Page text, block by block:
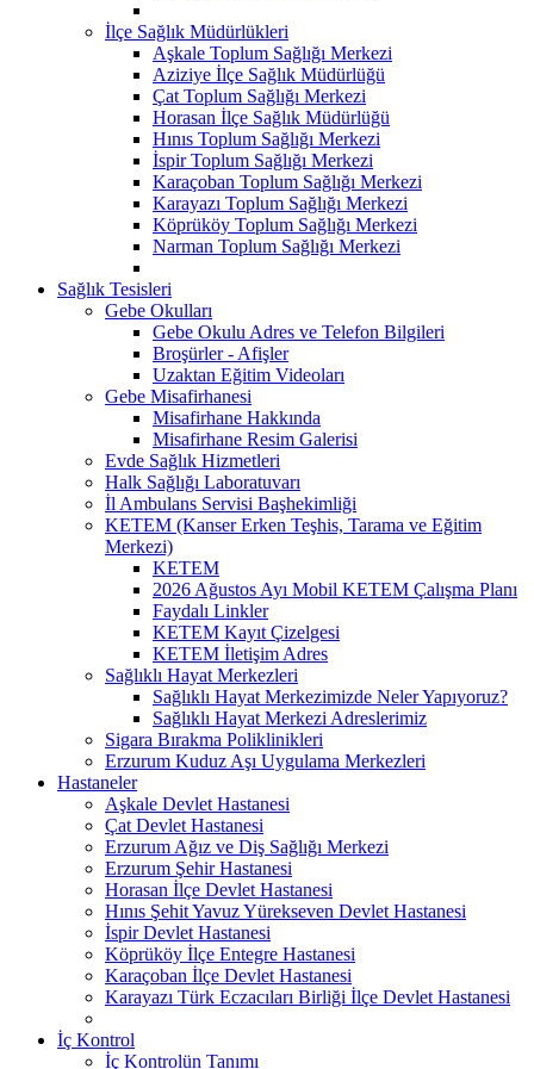
İlçe Sağlık Müdürlükleri
Aşkale Toplum Sağlığı Merkezi
Aziziye İlçe Sağlık Müdürlüğü
Çat Toplum Sağlığı Merkezi
Horasan İlçe Sağlık Müdürlüğü
Hınıs Toplum Sağlığı Merkezi
İspir Toplum Sağlığı Merkezi
Karaçoban Toplum Sağlığı Merkezi
Karayazı Toplum Sağlığı Merkezi
Köprüköy Toplum Sağlığı Merkezi
Narman Toplum Sağlığı Merkezi
Sağlık Tesisleri
Gebe Okulları
Gebe Okulu Adres ve Telefon Bilgileri
Broşürler - Afişler
Uzaktan Eğitim Videoları
Gebe Misafirhanesi
Misafirhane Hakkında
Misafirhane Resim Galerisi
Evde Sağlık Hizmetleri
Halk Sağlığı Laboratuvarı
İl Ambulans Servisi Başhekimliği
KETEM (Kanser Erken Teşhis, Tarama ve Eğitim
Merkezi)
KETEM
2026 Ağustos Ayı Mobil KETEM Çalışma Planı
Faydalı Linkler
KETEM Kayıt Çizelgesi
KETEM İletişim Adres
Sağlıklı Hayat Merkezleri
Sağlıklı Hayat Merkezimizde Neler Yapıyoruz?
Sağlıklı Hayat Merkezi Adreslerimiz
Sigara Bırakma Poliklinikleri
Erzurum Kuduz Aşı Uygulama Merkezleri
Hastaneler
Aşkale Devlet Hastanesi
Çat Devlet Hastanesi
Erzurum Ağız ve Diş Sağlığı Merkezi
Erzurum Şehir Hastanesi
Horasan İlçe Devlet Hastanesi
Hınıs Şehit Yavuz Yürekseven Devlet Hastanesi
İspir Devlet Hastanesi
Köprüköy İlçe Entegre Hastanesi
Karaçoban İlçe Devlet Hastanesi
Karayazı Türk Eczacıları Birliği İlçe Devlet Hastanesi
İç Kontrol
İç Kontrolün Tanımı